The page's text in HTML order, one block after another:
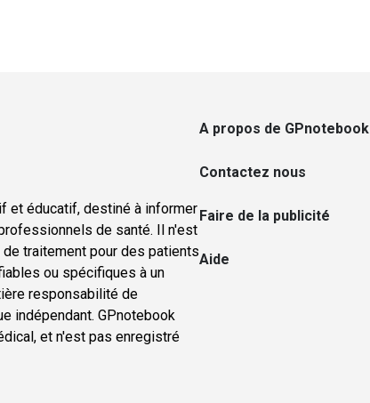
et éducatif, destiné à informer
de santé. Il n'est
traitement pour des patients
ou spécifiques à un
responsabilité de
indépendant. GPnotebook
et n'est pas enregistré
A propos de GPnotebook
Contactez nous
Faire de la publicité
Aide